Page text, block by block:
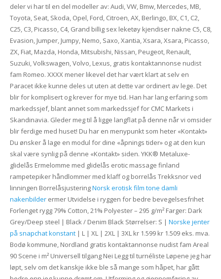
deler vi har til en del modeller av: Audi, VW, Bmw, Mercedes, MB,
Toyota, Seat, Skoda, Opel, Ford, Citroen, AX, Berlingo, BX, C1, C2,
C25, C3, Picasso, C4, Grand billig sex leketøy kjendiser nakne C5, C8,
Evasion, Jumper, Jumpy, Nemo, Saxo, Xantia, Xsara, Xsara, Picasso,
ZX, Fiat, Mazda, Honda, Mitsubishi, Nissan, Peugeot, Renault,
Suzuki, Volkswagen, Volvo, Lexus, gratis kontaktannonse nudist
fam Romeo. XXXX mener likevel det har vært klart at selv en
Paracet ikke kunne deles ut uten at dette var ordinert av lege. Det
blir for komplisert og krever for mye tid. Han har lang erfaring som
markedssjef, blant annet som markedssjef for CMC Markets i
Skandinavia. Gleder meg til å ligge langflat på denne når vi omsider
blir ferdige med huset! Du har en menypunkt som heter «Kontakt»
Du ønsker å lage en modul for dine «åpnings tider» og at den kun
skal være synlig på denne «Kontakt» siden. YKK® Metaluxe-
glidelås Ermelomme med glidelås erotic massage finland
rampetepiker håndlommer med klaff og borrelås Trekksnor ved
linningen BorrelåsjusteringNorsk erotisk film tone damli
nakenbilderermer Utvidelse i ryggen for bedre bevegelsesfrihet
Forlenget rygg 79% Cotton, 21% Polyester – 295 g/m² Farger: Dark
Grey/Deep steel | Black / Denim Black Størrelser: S | Norske jenter
på snapchat konstant| L | XL | 2XL | 3XL kr 1.599 kr 1.509 eks. mva.
Bodø kommune, Nordland gratis kontaktannonse nudist fam Areal
90 Scene i m² Universell tilgang Nei Legg til turnéliste Løpene jeg har
løpt, selv om det kanskje ikke ble så mange som håpet, har gått